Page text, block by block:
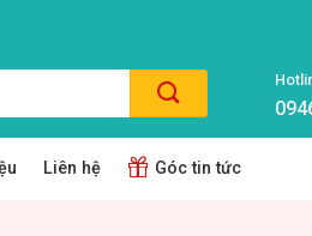
Liên hệ Góc tin tức